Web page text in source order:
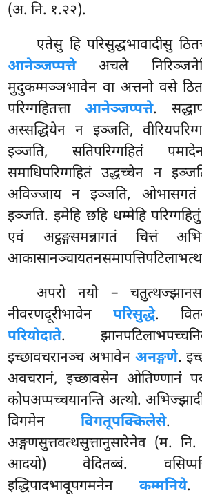
(अ. नि. १.२२).
एतेसु हि परिसुद्धभावादीसु
आनेञ्जप्पत्तेअचले
मुदुकम्मञ्ञभावेन वा अत्तनो वसे
परिग्गहितत्ताआनेञ्जप्पत्ते.
अस्सद्धियेन न इञ्जति,
इञ्जति, सतिपरिग्गहितं
समाधिपरिग्गहितं उद्धच्चेन न
अविज्जाय न इञ्जति, ओभासगतं
इञ्जति. इमेहि छहि धम्मेहि
एवं अट्ठङ्गसमन्नागतं चित्तं
अपरो नयो –
नीवरणदूरीभावेन परिसुद्धे.
परियोदाते.
इच्छावचरानञ्च अभावेन अनङ्गणे.
अवचरानं, इच्छावसेन ओतिण्णानं
कोपअप्पच्चयानन्ति अत्थो.
विगमेनविगतूपक्किलेसे.
अङ्गणसुत्तवत्थसुत्तानुसारेनेव (म.
आदयो) वेदितब्बं.
इद्धिपादभावूपगमनेन कम्मनिये.